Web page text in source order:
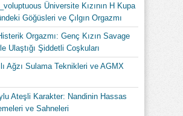
Üniversite Kızının H Kupa
Göğüsleri ve Çılgın Orgazmı
Orgazmı: Genç Kızın Savage
Ulaştığı Şiddetli Coşkuları
Ağzı Sulama Teknikleri ve AGMX
Ateşli Karakter: Nandinin Hassas
ve Sahneleri